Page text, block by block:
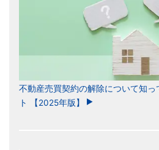
不動産売買契約の解除について知
ト 【2025年版】